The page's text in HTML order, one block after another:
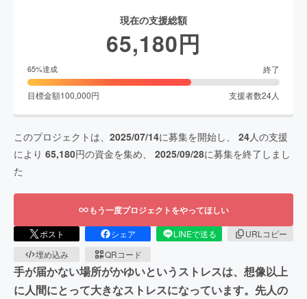
現在の支援総額
65,180円
65%達成 終了
目標金額100,000円 支援者数24人
このプロジェクトは、 2025/07/14に募集を開始し、 24人の支援
により 65,180円の資金を集め、 2025/09/28に募集を終了しまし
た
もう一度プロジェクトをやってほしい
ポスト シェア LINEで送る
URLコピー
埋め込み
QRコード
手が届かない場所がかゆいというストレスは、想像以上
に人間にとって大きなストレスになっています。先人の